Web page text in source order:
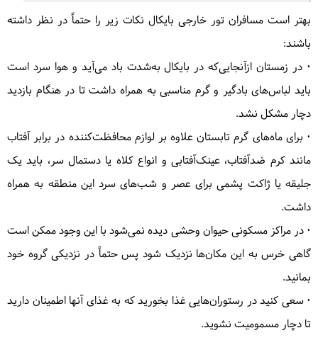
بهتر است مسافران تور خارجی بایکال نکات زیر را حتماً در نظر داشته
باشند:
• در زمستان ازآنجایی‌که در بایکال به‌شدت باد می‌آید و هوا سرد است
باید لباس‌های بادگیر و گرم مناسبی به همراه داشت تا در هنگام بازدید
دچار مشکل نشد.
• برای ماه‌های گرم تابستان علاوه بر لوازم محافظت‌کننده در برابر آفتاب
مانند کرم ضدآفتاب، عینک‌آفتابی و انواع کلاه یا دستمال سر، باید یک
جلیقه یا ژاکت پشمی برای عصر و شب‌های سرد این منطقه به همراه
داشت.
• در مراکز مسکونی حیوان وحشی دیده نمی‌شود با این وجود ممکن است
گاهی خرس به این مکان‌ها نزدیک شود پس حتماً در نزدیکی گروه خود
بمانید.
• سعی کنید در رستوران‌هایی غذا بخورید که به غذای آنها اطمینان دارید
تا دچار مسمومیت نشوید.